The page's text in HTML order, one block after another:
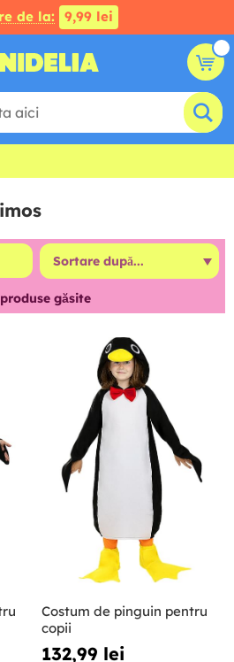
de la: 9,99 lei
produse găsite
Costum de pinguin pentru
copii
132,99 lei